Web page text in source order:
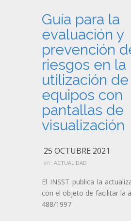
Guía para la
evaluación y
prevención
riesgos en la
utilización de
equipos con
pantallas de
visualización
25 OCTUBRE 2021
en: ACTUALIDAD
El INSST publica la
con el objeto de facilitar la
488/1997